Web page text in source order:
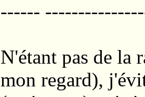
------
N'étant pas de la
mon regard),